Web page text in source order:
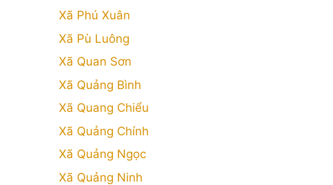
Xã Phú Xuân
Xã Pù Luông
Xã Quan Sơn
Xã Quảng Bình
Xã Quang Chiểu
Xã Quảng Chính
Xã Quảng Ngọc
Xã Quảng Ninh